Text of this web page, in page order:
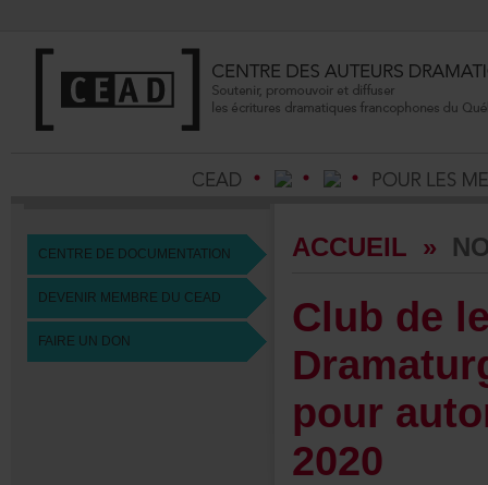
CENTREDEDOCUMENTATION
DEVENIRMEMBREDUCEAD
FAIREUNDON
ACCUEIL »
2020